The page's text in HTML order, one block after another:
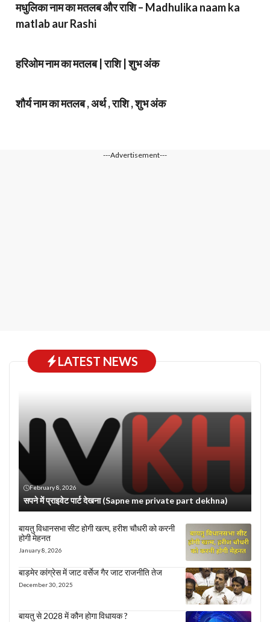
मधुलिका नाम का मतलब और राशि – Madhulika naam ka
matlab aur Rashi
हरिओम नाम का मतलब | राशि | शुभ अंक
शौर्य नाम का मतलब , अर्थ , राशि , शुभ अंक
---Advertisement---
LATEST NEWS
February 8, 2026
सपने में प्राइवेट पार्ट देखना (Sapne me private part dekhna)
बायतु विधानसभा सीट होगी खत्म, हरीश चौधरी को करनी
होगी मेहनत
January 8, 2026
बाड़मेर कांग्रेस में जाट वर्सेज गैर जाट राजनीति तेज
December 30, 2025
बायतु से 2028 में कौन होगा विधायक ?